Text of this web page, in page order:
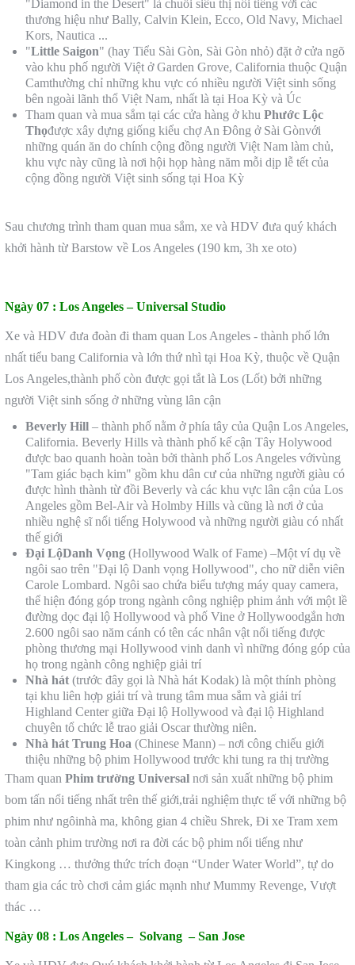
"Diamond in the Desert" là chuỗi siêu thị nổi tiếng với các
thương hiệu như Bally, Calvin Klein, Ecco, Old Navy, Michael
Kors, Nautica ...
"Little Saigon" (hay Tiểu Sài Gòn, Sài Gòn nhỏ) đặt ở cửa ngõ
vào khu phố người Việt ở Garden Grove, California thuộc Quận
Camthường chỉ những khu vực có nhiều người Việt sinh sống
bên ngoài lãnh thổ Việt Nam, nhất là tại Hoa Kỳ và Úc
Tham quan và mua sắm tại các cửa hàng ở khu Phước Lộc
Thọđược xây dựng giống kiểu chợ An Đông ở Sài Gònvới
những quán ăn do chính cộng đồng người Việt Nam làm chủ,
khu vực này cũng là nơi hội họp hàng năm mỗi dịp lễ tết của
cộng đồng người Việt sinh sống tại Hoa Kỳ
Sau chương trình tham quan mua sắm, xe và HDV đưa quý khách
khởi hành từ Barstow về Los Angeles (190 km, 3h xe oto)
Ngày 07 : Los Angeles – Universal Studio
Xe và HDV đưa đoàn đi tham quan Los Angeles - thành phố lớn
nhất tiểu bang California và lớn thứ nhì tại Hoa Kỳ, thuộc về Quận
Los Angeles,thành phố còn được gọi tắt là Los (Lốt) bởi những
người Việt sinh sống ở những vùng lân cận
Beverly Hill – thành phố nằm ở phía tây của Quận Los Angeles,
California. Beverly Hills và thành phố kế cận Tây Holywood
được bao quanh hoàn toàn bởi thành phố Los Angeles vớivùng
"Tam giác bạch kim" gồm khu dân cư của những người giàu có
được hình thành từ đồi Beverly và các khu vực lân cận của Los
Angeles gồm Bel-Air và Holmby Hills và cũng là nơi ở của
nhiều nghệ sĩ nổi tiếng Holywood và những người giàu có nhất
thế giới
Đại LộDanh Vọng (Hollywood Walk of Fame) –Một ví dụ về
ngôi sao trên "Đại lộ Danh vọng Hollywood", cho nữ diễn viên
Carole Lombard. Ngôi sao chứa biểu tượng máy quay camera,
thể hiện đóng góp trong ngành công nghiệp phim ảnh với một lề
đường dọc đại lộ Hollywood và phố Vine ở Hollywoodgắn hơn
2.600 ngôi sao năm cánh có tên các nhân vật nổi tiếng được
phòng thương mại Hollywood vinh danh vì những đóng góp của
họ trong ngành công nghiệp giải trí
Nhà hát (trước đây gọi là Nhà hát Kodak) là một thính phòng
tại khu liên hợp giải trí và trung tâm mua sắm và giải trí
Highland Center giữa Đại lộ Hollywood và đại lộ Highland
chuyên tổ chức lễ trao giải Oscar thường niên.
Nhà hát Trung Hoa (Chinese Mann) – nơi công chiếu giới
thiệu những bộ phim Hollywood trước khi tung ra thị trường
Tham quan Phim trường Universal nơi sản xuất những bộ phim
bom tấn nổi tiếng nhất trên thế giới,trải nghiệm thực tế với những bộ
phim như ngôinhà ma, không gian 4 chiều Shrek, Đi xe Tram xem
toàn cảnh phim trường nơi ra đời các bộ phim nổi tiếng như
Kingkong … thưởng thức trích đoạn “Under Water World”, tự do
tham gia các trò chơi cảm giác mạnh như Mummy Revenge, Vượt
thác …
Ngày 08 : Los Angeles – Solvang – San Jose